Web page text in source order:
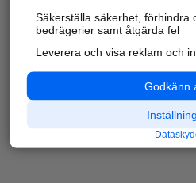
Säkerställa säkerhet, förhindra
bedrägerier samt åtgärda fel
Leverera och visa reklam och
Godkänn